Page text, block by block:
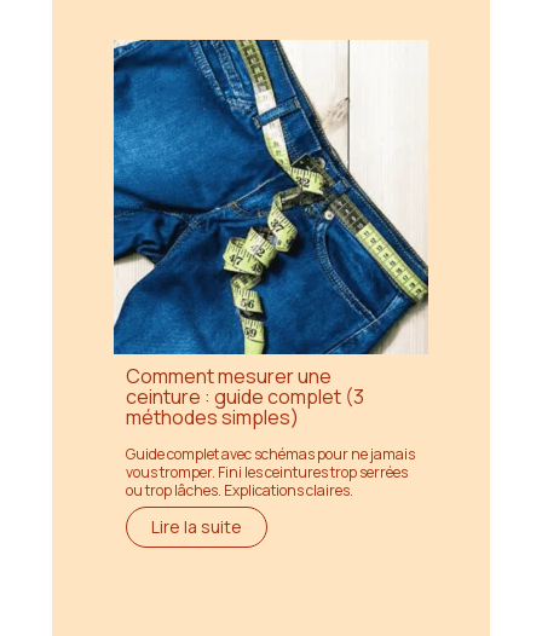
Comment mesurer une
ceinture : guide complet (3
méthodes simples)
Guide complet avec schémas pour ne jamais
vous tromper. Fini les ceintures trop serrées
ou trop lâches. Explications claires.
Lire la suite